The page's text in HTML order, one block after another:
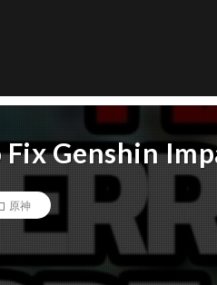
Fix Genshin
原神